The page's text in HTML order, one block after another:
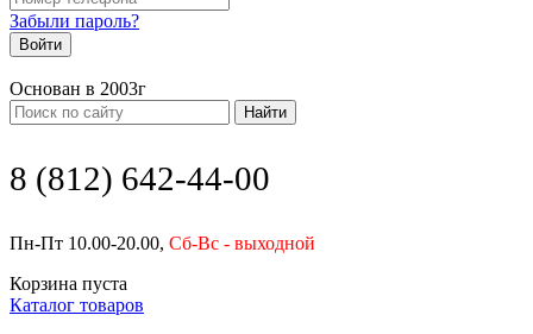
Забыли пароль?
Войти
Основан в 2003г
Найти
8 (812) 642-44-00
Пн-Пт 10.00-20.00, Сб-Вс - выходной
Корзина пуста
Каталог товаров